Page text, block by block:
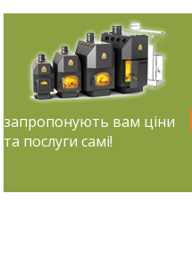
запропонують вам ціни
та послуги самі!